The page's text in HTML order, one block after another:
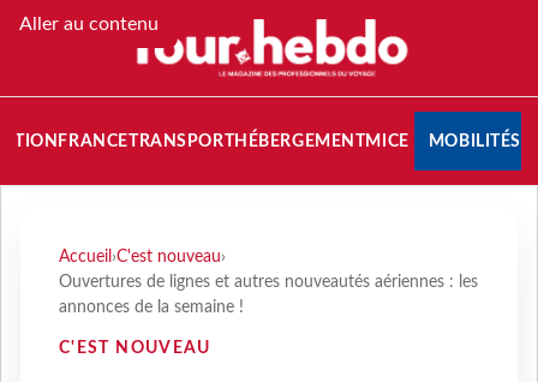
Aller au contenu
FRANCETRANSPORT HÉBERGEMENTMICE MOBILITÉS
Accueil ›C'est nouveau›
Ouvertures de lignes et autres nouveautés aériennes : les
annonces de la semaine !
C'EST NOUVEAU